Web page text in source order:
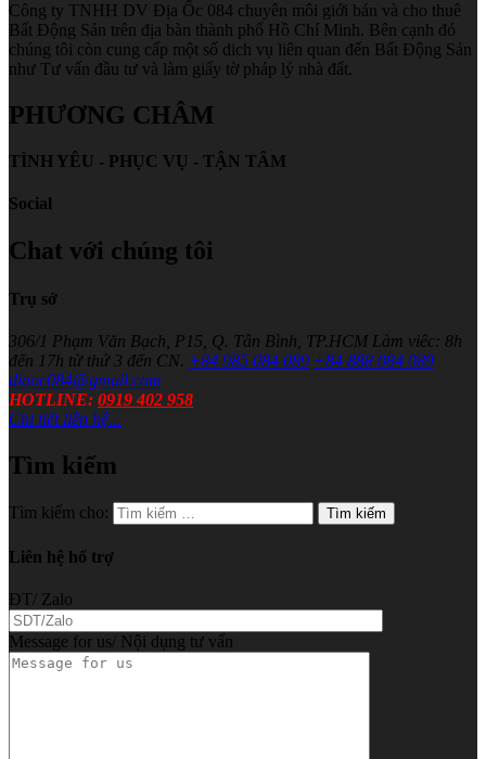
Công ty TNHH DV Địa Ốc 084 chuyên môi giới bán và cho thuê
Bất Động Sản trên địa bàn thành phố Hồ Chí Minh. Bên cạnh đó
chúng tôi còn cung cấp một số dich vụ liên quan đến Bất Động Sản
như Tư vấn đầu tư và làm giấy tờ pháp lý nhà đất.
PHƯƠNG CHÂM
TÌNH YÊU - PHỤC VỤ - TẬN TÂM
Social
Chat với chúng tôi
Trụ sở
306/1 Phạm Văn Bạch, P15, Q. Tân Bình, TP.HCM Làm viêc: 8h
đến 17h từ thứ 3 đến CN. +84 985 084 089 +84 888 084 089
diaoc084@gmail.com
HOTLINE: 0919 402 958
Chi tiết liên hệ...
Tìm kiếm
Tìm kiếm cho:
Liên hệ hổ trợ
ĐT/ Zalo
Message for us/ Nội dụng tư vấn